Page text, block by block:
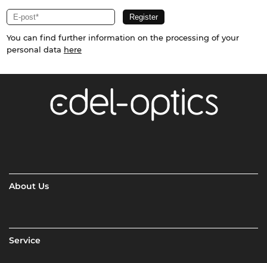
You can find further information on the processing of your
personal data here
About Us
Service